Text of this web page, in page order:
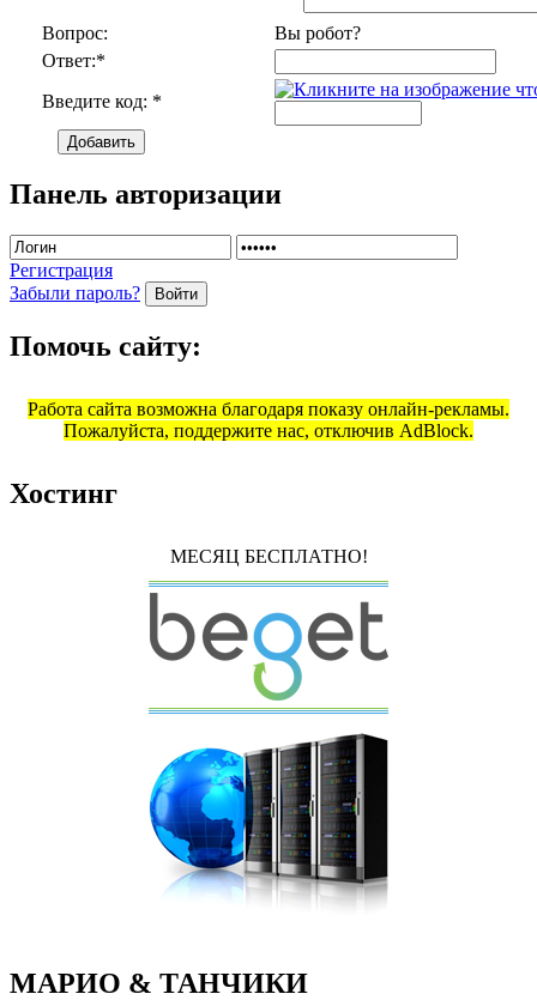
Вопрос:
Вы робот?
Ответ:*
Введите код: *
Добавить
Панель авторизации
Регистрация
Забыли пароль?
Войти
Помочь сайту:
Работа сайта возможна благодаря показу онлайн-рекламы.
Пожалуйста, поддержите нас, отключив AdBlock.
Хостинг
МЕСЯЦ БЕСПЛАТНО!
МАРИО & ТАНЧИКИ